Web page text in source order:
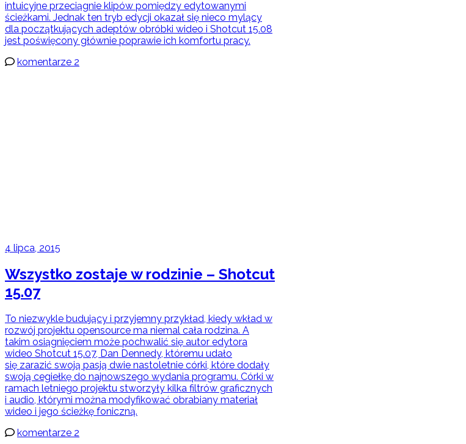
intuicyjne przeciągnie klipów pomiędzy edytowanymi
ścieżkami. Jednak ten tryb edycji okazał się nieco mylący
dla początkujących adeptów obróbki wideo i Shotcut 15.08
jest poświęcony głównie poprawie ich komfortu pracy.
komentarze 2
4 lipca, 2015
Wszystko zostaje w rodzinie – Shotcut
15.07
To niezwykle budujący i przyjemny przykład, kiedy wkład w
rozwój projektu opensource ma niemal cała rodzina. A
takim osiągnięciem może pochwalić się autor edytora
wideo Shotcut 15.07, Dan Dennedy, któremu udało
się zarazić swoją pasją dwie nastoletnie córki, które dodały
swoją cegiełkę do najnowszego wydania programu. Córki w
ramach letniego projektu stworzyły kilka filtrów graficznych
i audio, którymi można modyfikować obrabiany materiał
wideo i jego ścieżkę foniczną.
komentarze 2